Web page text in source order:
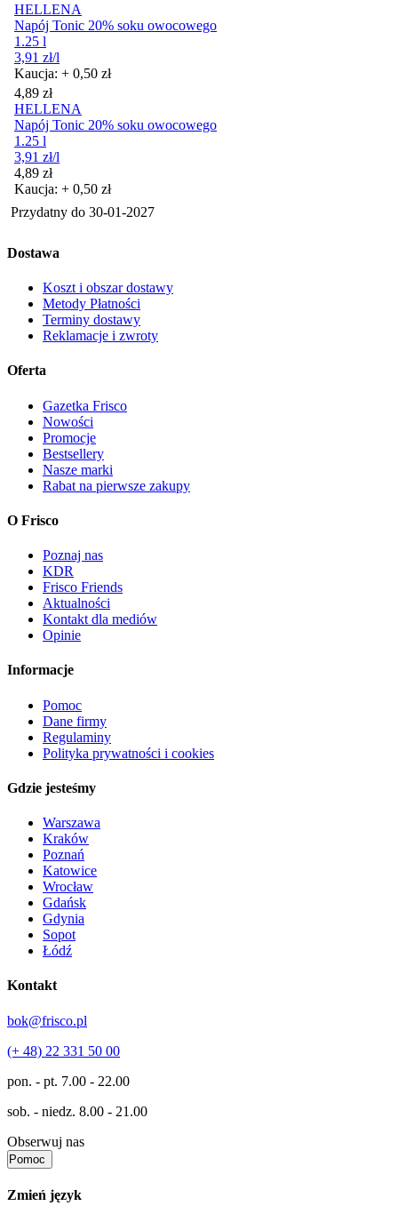
HELLENA
Napój Tonic 20% soku owocowego
1.25 l
3,91 zł/l
Kaucja: + 0,50 zł
Cena
4,89 zł
HELLENA
Napój Tonic 20% soku owocowego
1.25 l
3,91 zł/l
Cena
4,89 zł
Kaucja: + 0,50 zł
Przydatny do 30-01-2027
Dostawa
Koszt i obszar dostawy
Metody Płatności
Terminy dostawy
Reklamacje i zwroty
Oferta
Gazetka Frisco
Nowości
Promocje
Bestsellery
Nasze marki
Rabat na pierwsze zakupy
O Frisco
Poznaj nas
KDR
Frisco Friends
Aktualności
Kontakt dla mediów
Opinie
Informacje
Pomoc
Dane firmy
Regulaminy
Polityka prywatności i cookies
Gdzie jesteśmy
Warszawa
Kraków
Poznań
Katowice
Wrocław
Gdańsk
Gdynia
Sopot
Łódź
Kontakt
bok@frisco.pl
(+ 48) 22 331 50 00
pon. - pt. 7.00 - 22.00
sob. - niedz. 8.00 - 21.00
Obserwuj nas
Pomoc
Zmień język